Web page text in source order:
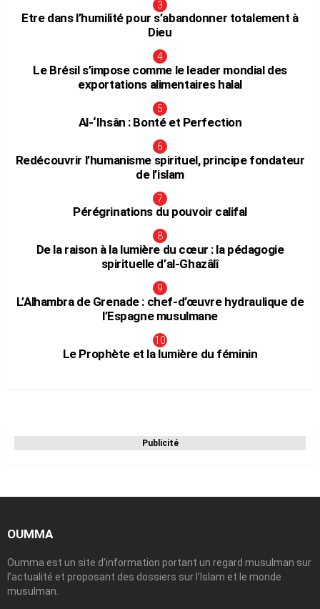
Etre dans l’humilité pour s’abandonner totalement à
Dieu
Le Brésil s’impose comme le leader mondial des
exportations alimentaires halal
Al-‘Ihsân : Bonté et Perfection
Redécouvrir l’humanisme spirituel, principe fondateur
de l’islam
Pérégrinations du pouvoir califal
De la raison à la lumière du cœur : la pédagogie
spirituelle d’al-Ghazâlî
L’Alhambra de Grenade : chef-d’œuvre hydraulique de
l’Espagne musulmane
Le Prophète et la lumière du féminin
Publicité
OUMMA
Oumma est un site d’information portant un regard musulman sur
l’actualité et proposant des dossiers sur l’Islam et le monde
musulman.